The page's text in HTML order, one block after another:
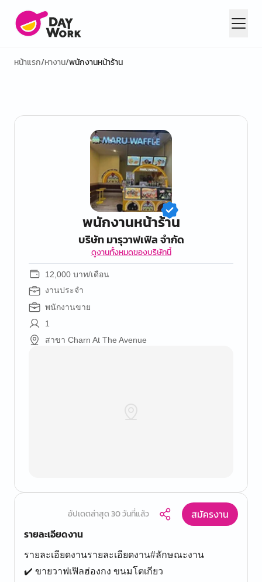
หน้าแรก/หางาน/พนักงานหน้าร้าน
พนักงานหน้าร้าน
บริษัท มารุวาฟเฟิล จำกัด
ดูงานทั้งหมดของบริษัทนี้
12,000 บาท/เดือน
งานประจำ
พนักงานขาย
1
สาขา Charn At The Avenue
อัปเดตล่าสุด 30 วันที่แล้ว
สมัครงาน
รายละเอียดงาน
รายละเอียดงานรายละเอียดงาน#ลักษณะงาน
✔️ ขายวาฟเฟิลฮ่องกง ขนมโตเกียว